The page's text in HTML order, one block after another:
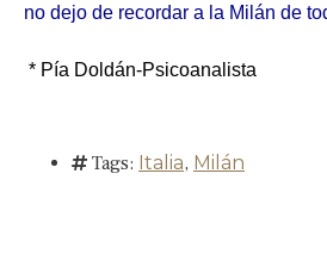
no dejo de recordar a la Milán de
* Pía Doldán-Psicoanalista
Tags: Italia, Milán